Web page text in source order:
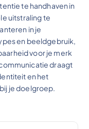
te handhaven in
uitstraling te
in je
en beeldgebruik,
voor je merk
draagt
en het
je doelgroep.